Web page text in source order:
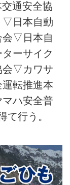
通安全協
▽日本自動
会▽日本自
ーサイク
会▽カワサ
転推進本
ハ安全普
行う。